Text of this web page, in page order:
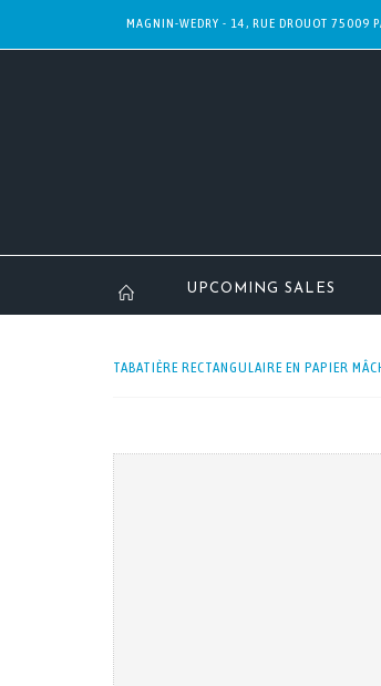
MAGNIN-WEDRY - 14, RUE DROUOT 75009
UPCOMING SALES
TABATIÈRE RECTANGULAIRE EN PAPIER